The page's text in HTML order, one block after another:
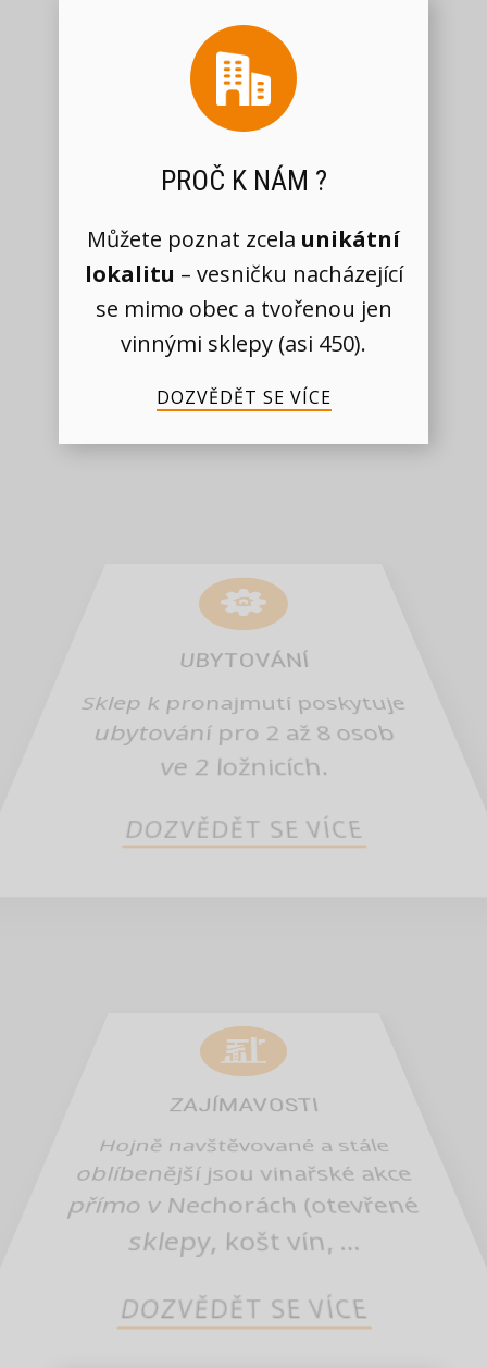
PROČ K NÁM ?
Můžete poznat zcela unikátní
lokalitu – vesničku nacházející
se mimo obec a tvořenou jen
vinnými sklepy (asi 450).
DOZVĚDĚT SE VÍCE
UBYTOVÁNÍ
Sklep k pronajmutí poskytuje
ubytování pro 2 až 8 osob
ve 2 ložnicích.
DOZVĚDĚT SE VÍCE
ZAJÍMAVOSTI
Hojně navštěvované a stále
oblíbenější jsou vinařské akce
přímo v Nechorách (otevřené
sklepy, košt vín, ...
DOZVĚDĚT SE VÍCE